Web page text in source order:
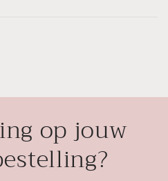
op jouw